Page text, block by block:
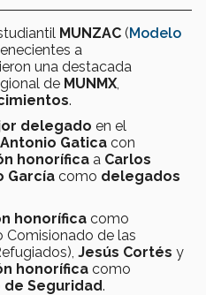
MUNZAC (Modelo
a
una destacada
de MUNMX,
.
delegado en el
Gatica con
honorífica a Carlos
García como delegados
honorífica como
Comisionado de las
Jesús Cortés y
honorífica como
de Seguridad.